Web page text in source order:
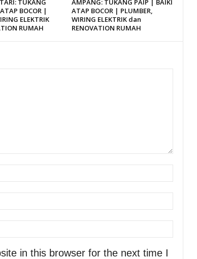
TUKANG
BOCOR |
ELEKTRIK
RUMAH
AMPANG: TUKANG PAIP | BAIKI
ATAP BOCOR | PLUMBER,
WIRING ELEKTRIK dan
RENOVATION RUMAH
in this browser for the next time I